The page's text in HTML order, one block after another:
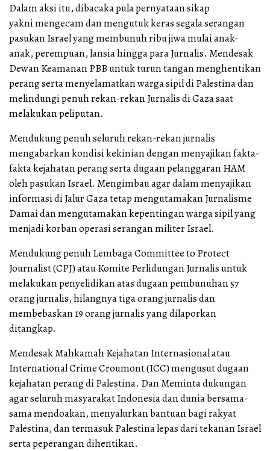
Dalam aksi itu, dibacaka pula pernyataan sikap
yakni mengecam dan mengutuk keras segala serangan
pasukan Israel yang membunuh ribu jiwa mulai anak-
anak, perempuan, lansia hingga para Jurnalis. Mendesak
Dewan Keamanan PBB untuk turun tangan menghentikan
perang serta menyelamatkan warga sipil di Palestina dan
melindungi penuh rekan-rekan Jurnalis di Gaza saat
melakukan peliputan.
Mendukung penuh seluruh rekan-rekan jurnalis
mengabarkan kondisi kekinian dengan menyajikan fakta-
fakta kejahatan perang serta dugaan pelanggaran HAM
oleh pasukan Israel. Mengimbau agar dalam menyajikan
informasi di Jalur Gaza tetap mengutamakan Jurnalisme
Damai dan mengutamakan kepentingan warga sipil yang
menjadi korban operasi serangan militer Israel.
Mendukung penuh Lembaga Committee to Protect
Journalist (CPJ) atau Komite Perlidungan Jurnalis untuk
melakukan penyelidikan atas dugaan pembunuhan 57
orang jurnalis, hilangnya tiga orang jurnalis dan
membebaskan 19 orang jurnalis yang dilaporkan
ditangkap.
Mendesak Mahkamah Kejahatan Internasional atau
International Crime Croumont (ICC) mengusut dugaan
kejahatan perang di Palestina. Dan Meminta dukungan
agar seluruh masyarakat Indonesia dan dunia bersama-
sama mendoakan, menyalurkan bantuan bagi rakyat
Palestina, dan termasuk Palestina lepas dari tekanan Israel
serta peperangan dihentikan.